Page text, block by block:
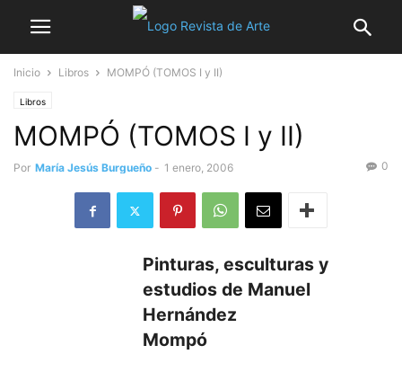
Inicio Libros MOMPÓ (TOMOS I y II)
Libros
MOMPÓ (TOMOS I y II)
Por María Jesús Burgueño - 1 enero, 2006 0
Pinturas, esculturas y
estudios de Manuel
Hernández
Mompó